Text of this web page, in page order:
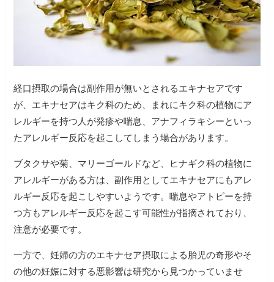
経口摂取の場合は副作用が無いとされるエキナセアです
が、エキナセアはキク科のため、まれにキク科の植物にア
レルギーを持つ人が発疹や喘息、アナフィラキシーといっ
たアレルギー反応を起こしてしまう場合があります。
ブタクサや菊、マリーゴールドなど、ヒナギク科の植物に
アレルギーがある方は、副作用としてエキナセアにもアレ
ルギー反応を起こしやすいようです。喘息やアトピーを持
つ方もアレルギー反応を起こす可能性が指摘されており、
注意が必要です。
一方で、妊婦の方のエキナセア摂取による胎児の奇形やそ
の他の妊娠に対する悪影響は研究から見つかっていませ